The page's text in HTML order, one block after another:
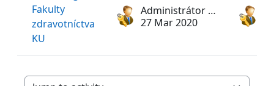
Fakulty
zdravotníctva
KU
Administrátor FZ KU
27 Mar 2020